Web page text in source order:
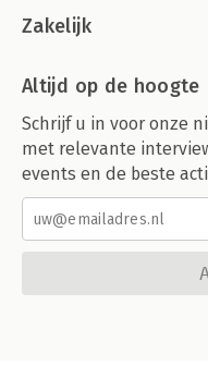
Zakelijk
Altijd op de hoogte
Schrijf u in voor onze
met relevante
events en de beste